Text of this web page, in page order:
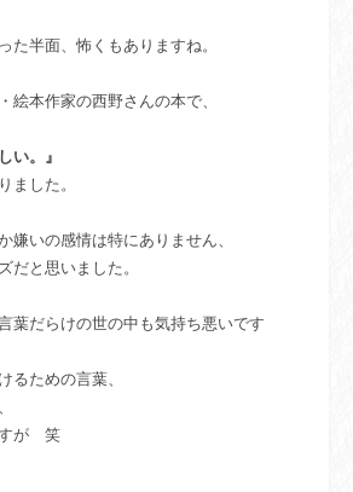
た半面、怖くもありますね。
絵本作家の西野さんの本で、
い。』
ました。
嫌いの感情は特にありません、
だと思いました。
葉だらけの世の中も気持ち悪いです
るための言葉、
すが 笑